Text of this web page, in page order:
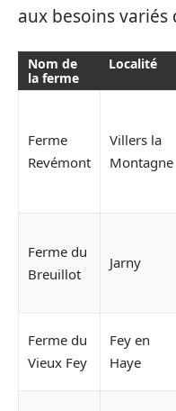
aux besoins variés
Nom de
la ferme
Localité
Ferme
Revémont
Villers la
Montagne
Ferme du
Breuillot
Jarny
Ferme du
Vieux Fey
Fey en
Haye